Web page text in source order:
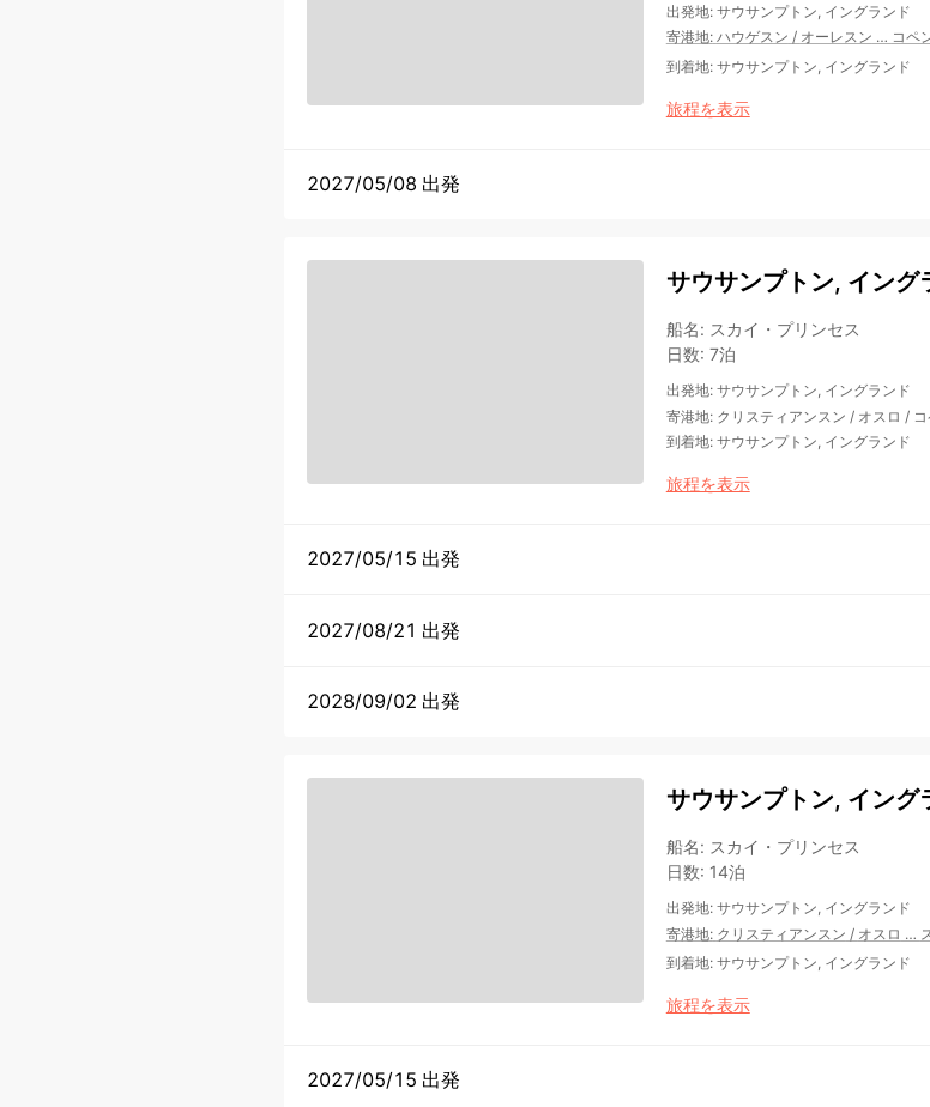
出発地: サウサンプトン, イングランド
寄港地: ハウゲスン / オーレスン … コペ
到着地: サウサンプトン, イングランド
旅程を表示
2027/05/08 出発
サウサンプトン, イング
船名: スカイ・プリンセス
日数: 7泊
出発地: サウサンプトン, イングランド
寄港地: クリスティアンスン / オスロ /
到着地: サウサンプトン, イングランド
旅程を表示
2027/05/15 出発
2027/08/21 出発
2028/09/02 出発
サウサンプトン, イング
船名: スカイ・プリンセス
日数: 14泊
出発地: サウサンプトン, イングランド
寄港地: クリスティアンスン / オスロ …
到着地: サウサンプトン, イングランド
旅程を表示
2027/05/15 出発